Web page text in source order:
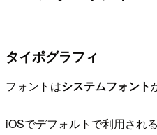
タイポグラフィ
フォントはシステムフォント
iOSでデフォルトで利用され